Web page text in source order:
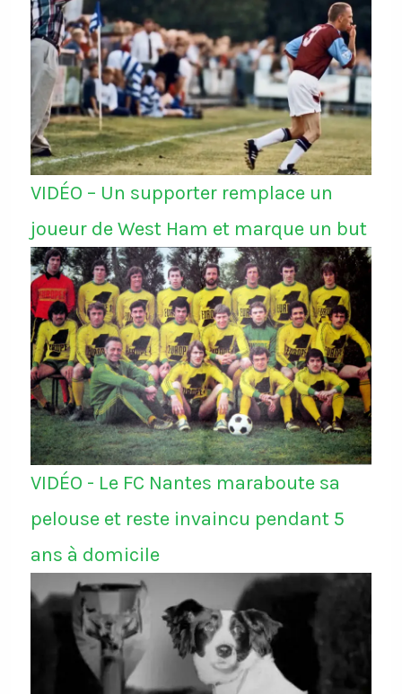
VIDÉO – Un supporter remplace un
joueur de West Ham et marque un but
VIDÉO - Le FC Nantes maraboute sa
pelouse et reste invaincu pendant 5
ans à domicile